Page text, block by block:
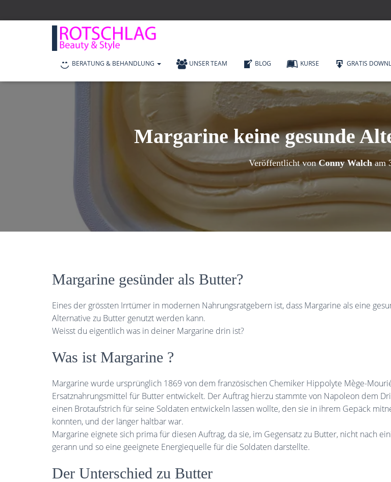
BERATUNG & BEHANDLUNG UNSER TEAM BLOG KURSE GRATIS
Margarine keine gesunde
Veröffentlicht vonConny Walcham
Margarine gesünder als Butter?
Eines der grössten Irrtümer in modernen Nahrungsratgebern ist, dass Margarine als eine
Alternative zu Butter genutzt werden kann.
Weisst du eigentlich was in deiner Margarine drin ist?
Was ist Margarine ?
Margarine wurde ursprünglich 1869 von dem französischen Chemiker Hippolyte Mège-
Ersatznahrungsmittel für Butter entwickelt. Der Auftrag hierzu stammte von Napoleon dem
einen Brotaufstrich für seine Soldaten entwickeln lassen wollte, den sie in ihrem Gepäck
konnten, und der länger haltbar war.
Margarine eignete sich prima für diesen Auftrag, da sie, im Gegensatz zu Butter, nicht nach
gerann und so eine geeignete Energiequelle für die Soldaten darstellte.
Der Unterschied zu Butter